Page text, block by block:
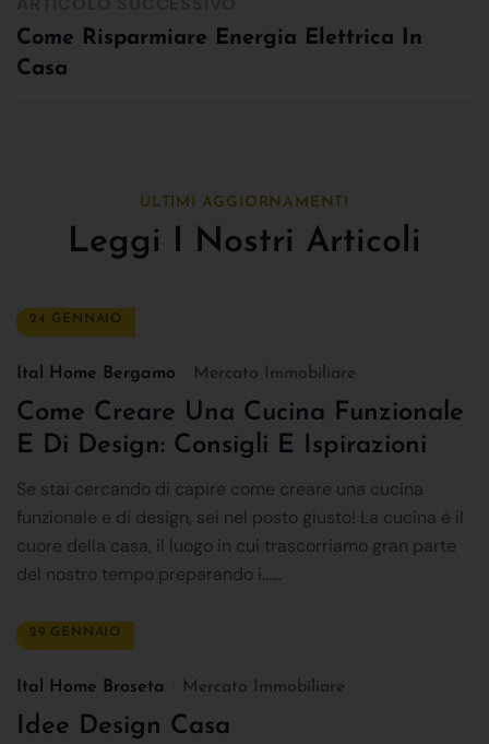
Come Risparmiare Energia Elettrica In
Casa
ULTIMI AGGIORNAMENTI
Leggi I Nostri Articoli
24 GENNAIO
Ital Home Bergamo Mercato Immobiliare
Come Creare Una Cucina Funzionale
E Di Design: Consigli E Ispirazioni
Se stai cercando di capire come creare una cucina
funzionale e di design, sei nel posto giusto! La cucina è il
cuore della casa, il luogo in cui trascorriamo gran parte
del nostro tempo preparando i......
29 GENNAIO
Ital Home Broseta Mercato Immobiliare
Idee Design Casa